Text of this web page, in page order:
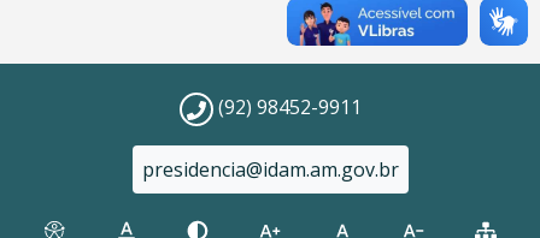
(92) 98452-9911
presidencia@idam.am.gov.br